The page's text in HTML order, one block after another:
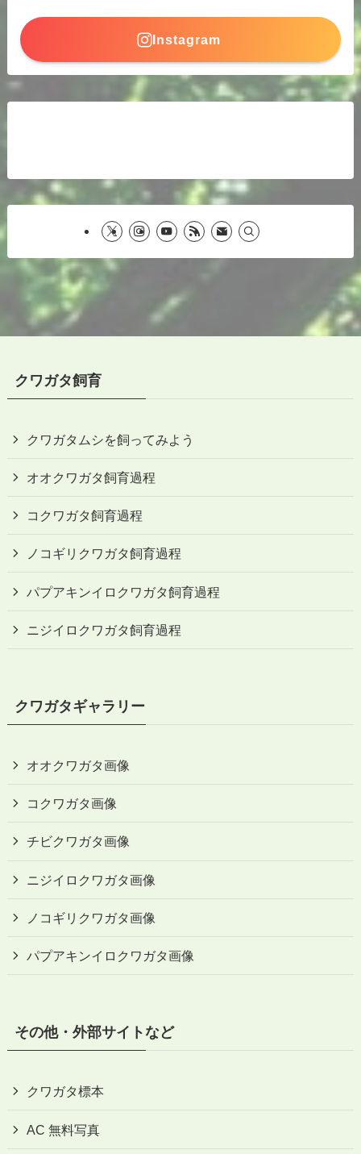
Instagram
クワガタ飼育
クワガタムシを飼ってみよう
オオクワガタ飼育過程
コクワガタ飼育過程
ノコギリクワガタ飼育過程
パプアキンイロクワガタ飼育過程
ニジイロクワガタ飼育過程
クワガタギャラリー
オオクワガタ画像
コクワガタ画像
チビクワガタ画像
ニジイロクワガタ画像
ノコギリクワガタ画像
パプアキンイロクワガタ画像
その他・外部サイトなど
クワガタ標本
AC 無料写真